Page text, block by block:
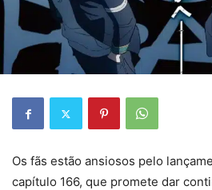
Os fãs estão ansiosos pelo
capítulo 166, que promete dar